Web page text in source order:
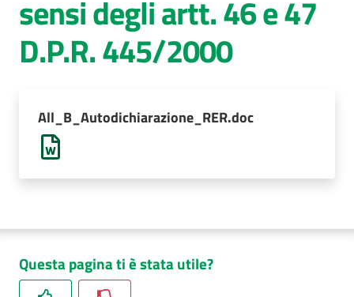
AUSL
Comunica
sensi degli artt. 46 e 47
D.P.R. 445/2000
All_B_Autodichiarazione_RER.doc
Questa pagina ti è stata utile?